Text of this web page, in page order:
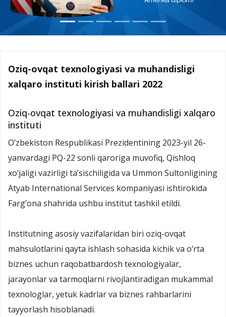
Oziq-ovqat texnologiyasi va muhandisligi
xalqaro instituti kirish ballari 2022
Oziq-ovqat texnologiyasi va muhandisligi xalqaro
instituti
O’zbekiston Respublikasi Prezidentining 2023-yil 26-
yanvardagi PQ-22 sonli qaroriga muvofiq, Qishloq
xo‘jaligi vazirligi ta’sischiligida va Ummon Sultonligining
Atyab International Services kompaniyasi ishtirokida
Farg’ona shahrida ushbu institut tashkil etildi.
Institutning asosiy vazifalaridan biri oziq-ovqat
mahsulotlarini qayta ishlash sohasida kichik va o‘rta
biznes uchun raqobatbardosh texnologiyalar,
jarayonlar va tarmoqlarni rivojlantiradigan mukammal
texnologlar, yetuk kadrlar va biznes rahbarlarini
tayyorlash hisoblanadi.